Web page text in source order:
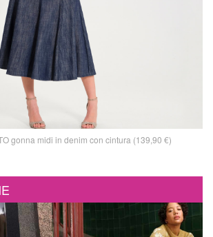
gonna midi in denim con cintura (139,90 €)